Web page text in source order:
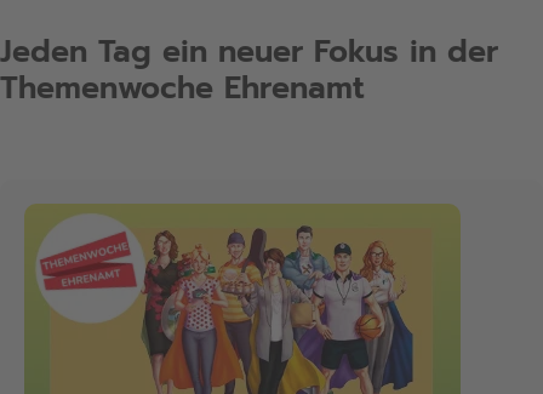
Jeden Tag ein neuer Fokus in der
Themenwoche Ehrenamt